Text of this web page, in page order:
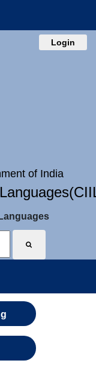
Login
of India